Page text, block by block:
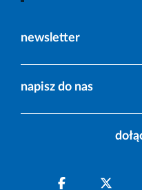
newsletter
napisz do nas